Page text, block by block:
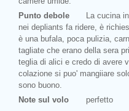
Punto debole
La cucina
nei depliants fa ridere, è
è una bufala, poca pulizia,
tagliate che erano della sera
teglia di alici e credo di avere
colazione si puo' mangiiare
sono buono.
Note sul volo
perfetto